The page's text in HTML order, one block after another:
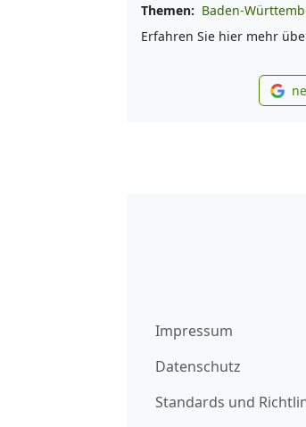
Themen: Baden-
Erfahren Sie hier mehr
Impressum
Datenschutz
Standards und